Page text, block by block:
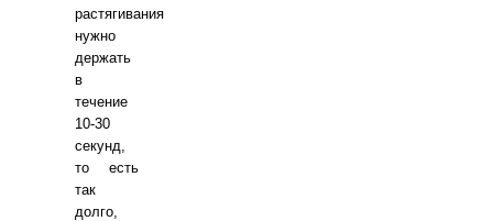
растягивания
нужно
держать
в
течение
10-30
секунд,
то есть
так
долго,